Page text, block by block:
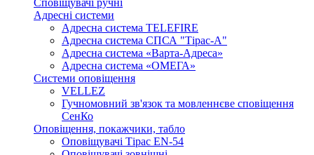
Сповіщувачі ручні
Адресні системи
Адресна система TELEFIRE
Адресна система СПСА "Тірас-А"
Адресна система «Варта-Адреса»
Адресна система «ОМЕГА»
Системи оповіщення
VELLEZ
Гучномовний зв'язок та мовленнєве сповіщення
СенКо
Оповіщення, покажчики, табло
Оповіщувачі Тірас EN-54